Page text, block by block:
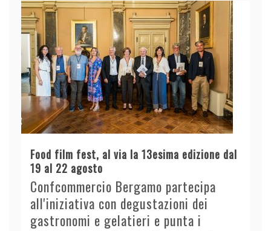
Food film fest, al via la 13esima edizione dal
19 al 22 agosto
Confcommercio Bergamo partecipa
all'iniziativa con degustazioni dei
gastronomi e gelatieri e punta i